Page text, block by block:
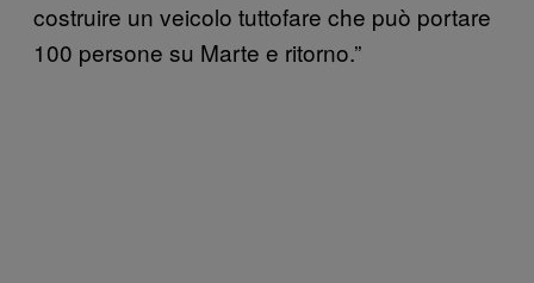
costruire un veicolo tuttofare che può portare
100 persone su Marte e ritorno.”